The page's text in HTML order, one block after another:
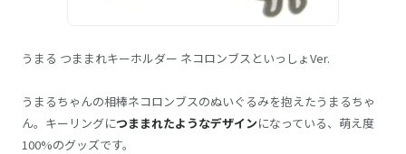
うまる つままれキーホルダー ネコロンブスといっしょVer.
うまるちゃんの相棒ネコロンブスのぬいぐるみを抱えたうまるちゃ
ん。キーリングにつままれたようなデザインになっている、萌え度
100%のグッズです。